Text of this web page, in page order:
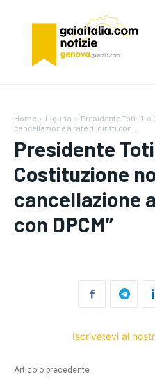
Home Liguria
Presidente Toti:
cancellazione a rate di diritti con...
Presidente
Costituzione
cancellazione
con DPCM”
Iscrivetevi al
Articolo precedente